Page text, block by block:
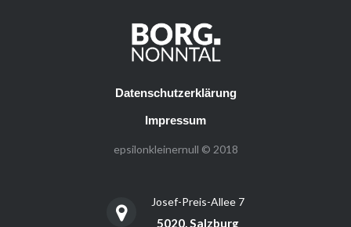
Datenschutzerklärung
Impressum
epsilonkleinernull © 2018
Josef-Preis-Allee 7
5020, Salzburg